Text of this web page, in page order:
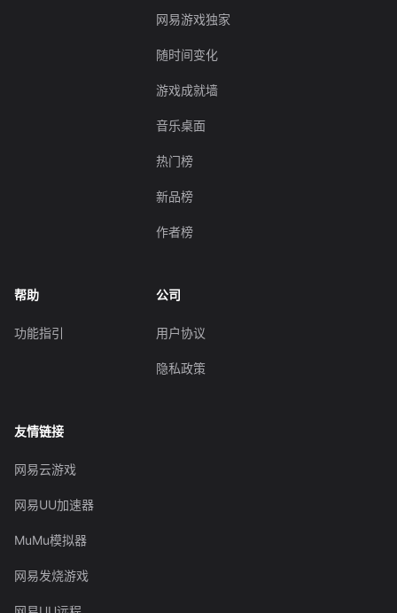
网易游戏独家
随时间变化
游戏成就墙
音乐桌面
热门榜
新品榜
作者榜
帮助
功能指引
公司
用户协议
隐私政策
友情链接
网易云游戏
网易UU加速器
MuMu模拟器
网易发烧游戏